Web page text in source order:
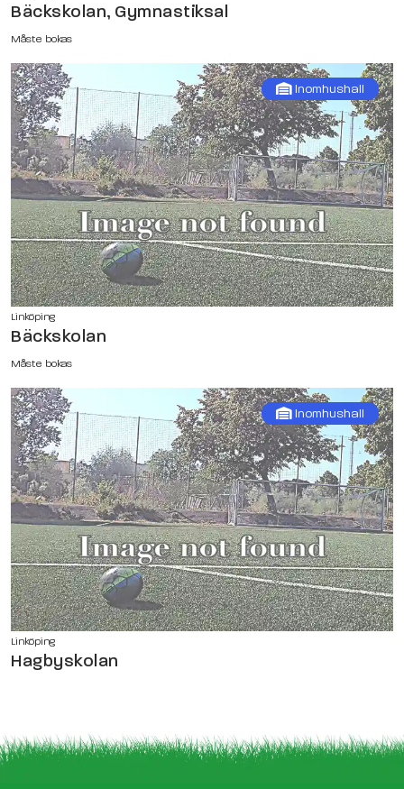
Bäckskolan, Gymnastiksal
Måste bokas
Inomhushall
Linköping
Bäckskolan
Måste bokas
Inomhushall
Linköping
Hagbyskolan